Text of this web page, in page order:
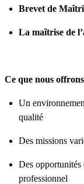
Brevet de
La maîtrise de
Ce que nous offrons
Un
qualité
Des missions
Des opportunités
professionnel